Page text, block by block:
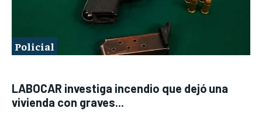
Policial
LABOCAR investiga incendio que dejó una
vivienda con graves...